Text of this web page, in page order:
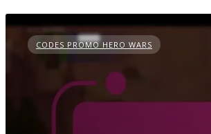
CODES PROMO HERO WARS